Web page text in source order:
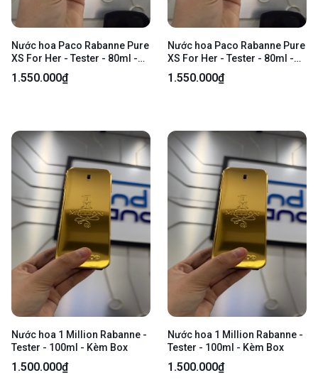
Nước hoa Paco Rabanne Pure
XS For Her - Tester - 80ml -
Kèm Box
1.550.000₫
Nước hoa Paco Rabanne Pure
XS For Her - Tester - 80ml -
Kèm Box
1.550.000₫
Nước hoa 1 Million Rabanne -
Tester - 100ml - Kèm Box
1.500.000₫
Nước hoa 1 Million Rabanne -
Tester - 100ml - Kèm Box
1.500.000₫